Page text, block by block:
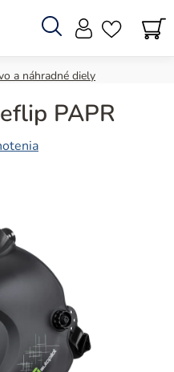
Hľadať
a náhradné diely
PAPR